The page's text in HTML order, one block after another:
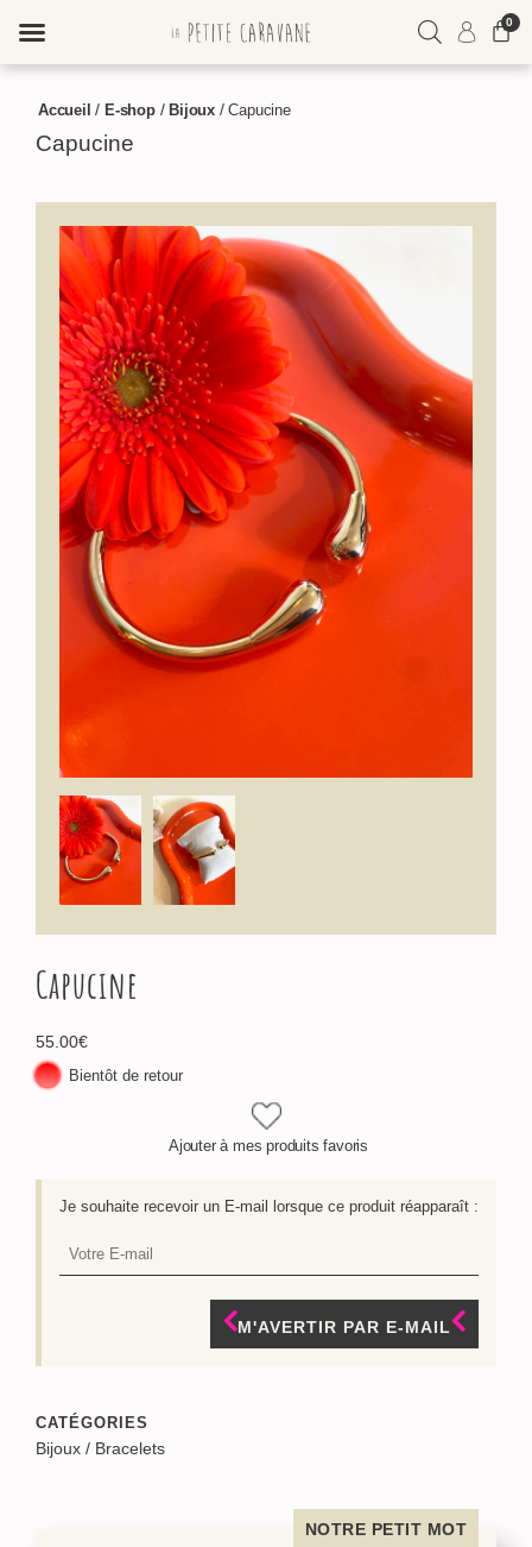
0
Accueil /E-shop/Bijoux /Capucine
Capucine
Capucine
55.00€
Bientôt de retour
Ajouter à mes produits favoris
Je souhaite recevoir un E-mail lorsque ce produit réapparaît :
M'AVERTIR PAR E-MAIL
CATÉGORIES
Bijoux / Bracelets
NOTRE PETIT MOT